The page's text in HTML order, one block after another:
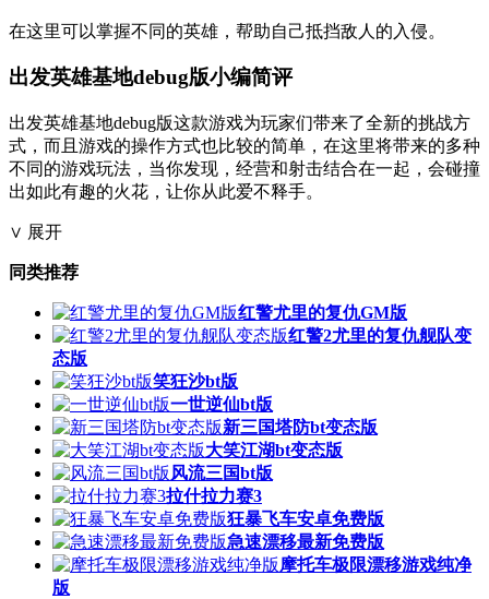
在这里可以掌握不同的英雄，帮助自己抵挡敌人的入侵。
出发英雄基地debug版小编简评
出发英雄基地debug版这款游戏为玩家们带来了全新的挑战方
式，而且游戏的操作方式也比较的简单，在这里将带来的多种
不同的游戏玩法，当你发现，经营和射击结合在一起，会碰撞
出如此有趣的火花，让你从此爱不释手。
∨ 展开
同类推荐
红警尤里的复仇GM版
红警2尤里的复仇舰队变
态版
笑狂沙bt版
一世逆仙bt版
新三国塔防bt变态版
大笑江湖bt变态版
风流三国bt版
拉什拉力赛3
狂暴飞车安卓免费版
急速漂移最新免费版
摩托车极限漂移游戏纯净
版